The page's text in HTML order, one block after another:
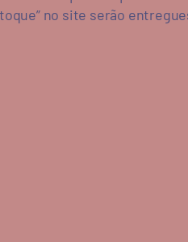
no site serão